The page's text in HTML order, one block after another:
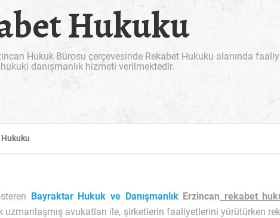
Hukuku
Hukuk Bürosu çerçevesinde Rekabet Hukuku alanında
danışmanlık hizmeti verilmektedir.
Bayraktar Hukuk ve Danışmanlık Erzincan rekabet
uzmanlaşmış avukatları ile, şirketlerin faaliyetlerini yürütürken